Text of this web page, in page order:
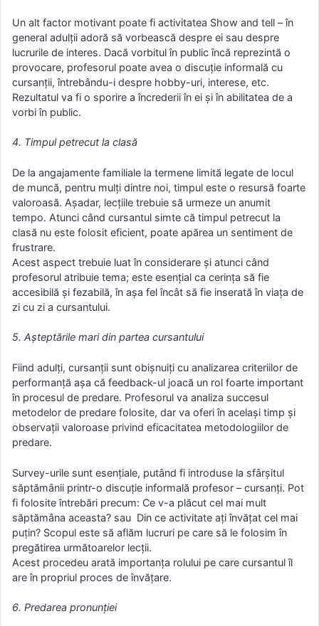
Un alt factor motivant poate fi activitatea Show and tell – în
general adulții adoră să vorbească despre ei sau despre
lucrurile de interes. Dacă vorbitul în public încă reprezintă o
provocare, profesorul poate avea o discuție informală cu
cursanții, întrebându-i despre hobby-uri, interese, etc.
Rezultatul va fi o sporire a încrederii în ei și în abilitatea de a
vorbi în public.
4. Timpul petrecut la clasă
De la angajamente familiale la termene limită legate de locul
de muncă, pentru mulți dintre noi, timpul este o resursă foarte
valoroasă. Așadar, lecțiile trebuie să urmeze un anumit
tempo. Atunci când cursantul simte că timpul petrecut la
clasă nu este folosit eficient, poate apărea un sentiment de
frustrare.
Acest aspect trebuie luat în considerare și atunci când
profesorul atribuie tema; este esențial ca cerința să fie
accesibilă și fezabilă, în așa fel încât să fie inserată în viața de
zi cu zi a cursantului.
5. Așteptările mari din partea cursantului
Fiind adulți, cursanții sunt obișnuiți cu analizarea criteriilor de
performanță așa că feedback-ul joacă un rol foarte important
în procesul de predare. Profesorul va analiza succesul
metodelor de predare folosite, dar va oferi în același timp și
observații valoroase privind eficacitatea metodologiilor de
predare.
Survey-urile sunt esențiale, putând fi introduse la sfârșitul
săptămânii printr-o discuție informală profesor – cursanți. Pot
fi folosite întrebări precum: Ce v-a plăcut cel mai mult
săptămâna aceasta? sau Din ce activitate ați învățat cel mai
puțin? Scopul este să aflăm lucruri pe care să le folosim în
pregătirea următoarelor lecții.
Acest procedeu arată importanța rolului pe care cursantul îl
are în propriul proces de învățare.
6. Predarea pronunției